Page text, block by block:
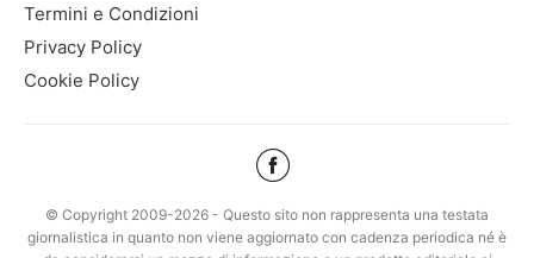
Termini e Condizioni
Privacy Policy
Cookie Policy
© Copyright 2009-2026 - Questo sito non rappresenta una testata
giornalistica in quanto non viene aggiornato con cadenza periodica né è